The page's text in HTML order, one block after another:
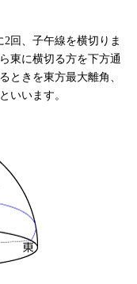
回、子午線を横切りま
東に横切る方を下方通
ときを東方最大離角、
いいます。